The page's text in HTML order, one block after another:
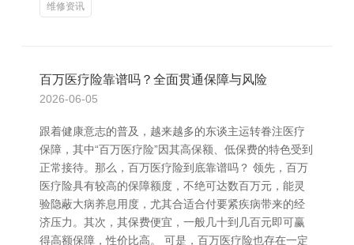
维修资讯
百万医疗险靠谱吗？全面贯通保障与风险
2026-06-05
跟着健康意志的普及，越来越多的东谈主运转眷注医疗
保障，其中“百万医疗险”因其高保额、低保费的特色受到
正常接待。那么，百万医疗险到底靠谱吗？ 领先，百万
医疗险具有较高的保障额度，不绝可达数百万元，能灵
验隐蔽大病养息用度，尤其合适合付要紧疾病带来的经
济压力。其次，其保费便宜，一般几十到几百元即可赢
得高额保障，性价比高。 可是，百万医疗险也存在一定